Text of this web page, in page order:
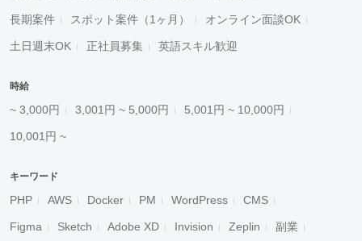
長期案件 スポット案件（1ヶ月） オンライン面談OK
土日週末OK 正社員募集 英語スキル歓迎
時給
~ 3,000円 3,001円 ~ 5,000円 5,001円 ~ 10,000円
10,001円 ~
キーワード
PHP AWS Docker PM WordPress CMS
Figma Sketch Adobe XD Invision Zeplin 副業